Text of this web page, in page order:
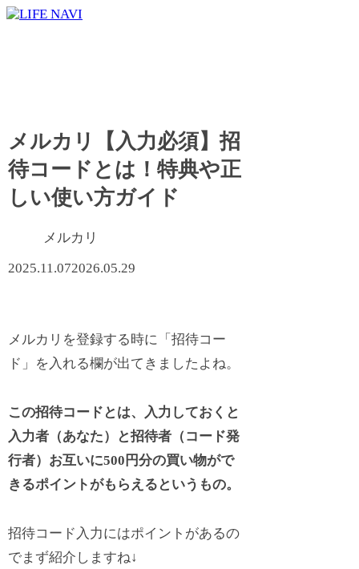
メルカリ【入力必須】招
待コードとは！特典や正
しい使い方ガイド
メルカリ
2025.11.072026.05.29
メルカリを登録する時に「招待コー
ド」を入れる欄が出てきましたよね。
この招待コードとは、入力しておくと
入力者（あなた）と招待者（コード発
行者）お互いに500円分の買い物がで
きるポイントがもらえるというもの。
招待コード入力にはポイントがあるの
でまず紹介しますね↓